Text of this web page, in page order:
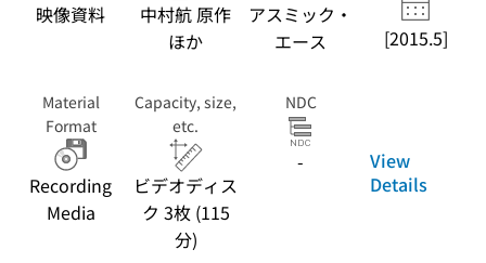
映像資料
中村航 原作
ほか
アスミック・
エース
[2015.5]
Material
Format
Recording
Media
Capacity, size,
etc.
ビデオディス
ク 3枚 (115
分)
NDC
-
View
Details